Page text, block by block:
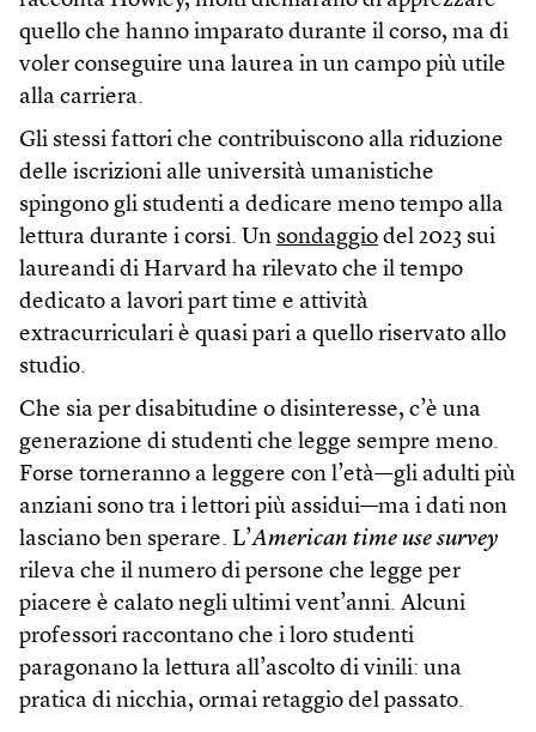
quello che hanno imparato durante il corso, ma di
voler conseguire una laurea in un campo più utile
alla carriera.
Gli stessi fattori che contribuiscono alla riduzione
delle iscrizioni alle università umanistiche
spingono gli studenti a dedicare meno tempo alla
lettura durante i corsi. Un sondaggio del 2023 sui
laureandi di Harvard ha rilevato che il tempo
dedicato a lavori part time e attività
extracurriculari è quasi pari a quello riservato allo
studio.
Che sia per disabitudine o disinteresse, c’è una
generazione di studenti che legge sempre meno.
Forse torneranno a leggere con l’età—gli adulti più
anziani sono tra i lettori più assidui—ma i dati non
lasciano ben sperare. L’American time use survey
rileva che il numero di persone che legge per
piacere è calato negli ultimi vent’anni. Alcuni
professori raccontano che i loro studenti
paragonano la lettura all’ascolto di vinili: una
pratica di nicchia, ormai retaggio del passato.